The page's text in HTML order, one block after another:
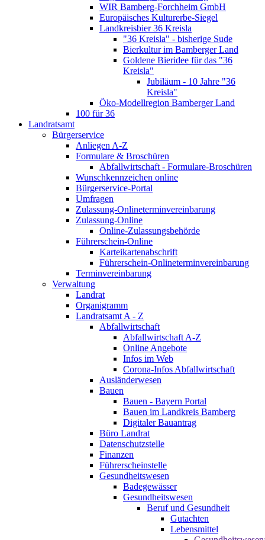
WIR Bamberg-Forchheim GmbH
Europäisches Kulturerbe-Siegel
Landkreisbier 36 Kreisla
"36 Kreisla" - bisherige Sude
Bierkultur im Bamberger Land
Goldene Bieridee für das "36
Kreisla"
Jubiläum - 10 Jahre "36
Kreisla"
Öko-Modellregion Bamberger Land
100 für 36
Landratsamt
Bürgerservice
Anliegen A-Z
Formulare & Broschüren
Abfallwirtschaft - Formulare-Broschüren
Wunschkennzeichen online
Bürgerservice-Portal
Umfragen
Zulassung-Onlineterminvereinbarung
Zulassung-Online
Online-Zulassungsbehörde
Führerschein-Online
Karteikartenabschrift
Führerschein-Onlineterminvereinbarung
Terminvereinbarung
Verwaltung
Landrat
Organigramm
Landratsamt A - Z
Abfallwirtschaft
Abfallwirtschaft A-Z
Online Angebote
Infos im Web
Corona-Infos Abfallwirtschaft
Ausländerwesen
Bauen
Bauen - Bayern Portal
Bauen im Landkreis Bamberg
Digitaler Bauantrag
Büro Landrat
Datenschutzstelle
Finanzen
Führerscheinstelle
Gesundheitswesen
Badegewässer
Gesundheitswesen
Beruf und Gesundheit
Gutachten
Lebensmittel